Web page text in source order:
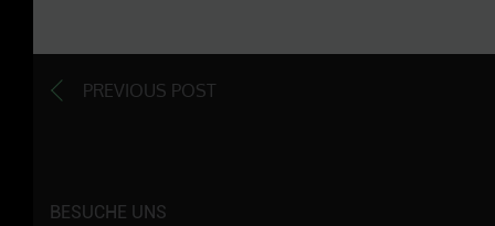
PREVIOUS POST
BESUCHE UNS